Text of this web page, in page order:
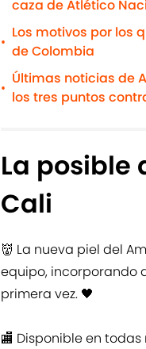
caza de Atlético
•
Los motivos por los
de Colombia
•
Últimas noticias de
los tres puntos
La posible
Cali
👹 La nueva piel del
equipo, incorporando
primera vez. 🖤
🏬 Disponible en